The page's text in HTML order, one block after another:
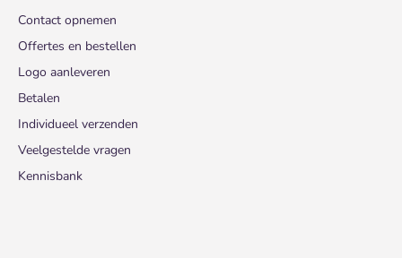
Contact opnemen
Offertes en bestellen
Logo aanleveren
Betalen
Individueel verzenden
Veelgestelde vragen
Kennisbank